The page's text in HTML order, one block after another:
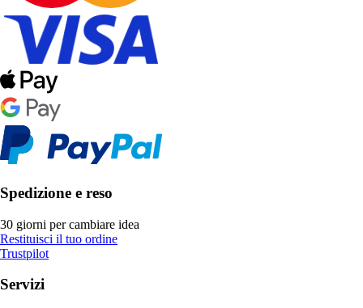
Spedizione e reso
30 giorni per cambiare idea
Restituisci il tuo ordine
Trustpilot
Servizi